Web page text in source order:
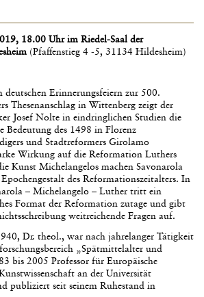
18.00 Uhr im Riedel-Saal der
(Pfaffenstieg 4 -5, 31134 Hildesheim)
Erinnerungsfeiern zur 500.
Thesenanschlag in Wittenberg zeigt der
Josef Nolte in eindringlichen Studien die
Bedeutung des 1498 in Florenz
und Stadtreformers Girolamo
Wirkung auf die Reformation Luthers
Kunst Michelangelos machen Savonarola
des Reformationszeitalters. In
– Michelangelo – Luther tritt ein
Format der Reformation zutage und gibt
weitreichende Fragen auf.
Dr. theol., war nach jahrelanger Tätigkeit
„Spätmittelalter und
bis 2005 Professor für Europäische
an der Universität
publiziert seit seinem Ruhestand in